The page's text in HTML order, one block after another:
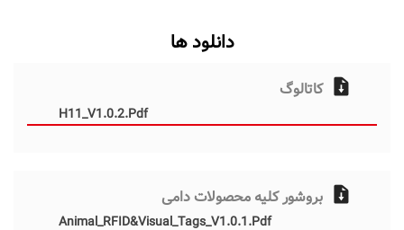
دانلود ها
کاتالوگ
H11_V1.0.2.pdf
بروشور کلیه محصولات دامی
Animal_RFID&Visual_Tags_V1.0.1.pdf